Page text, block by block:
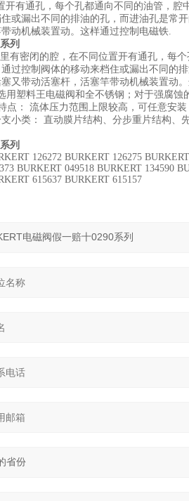
有通孔，每个孔都通向不同的油管，
或漏出不同的排油的孔，而进油孔是常
动机械装置动。这样通过控制电磁铁.
列
密闭的腔，在不同位置开有通孔，每
过控制阀体的移动来档住或漏出不同的
又带动活塞杆，活塞竿带动机械装置动
用塑料王电磁阀和全不锈钢；对于强腐蚀
： 流体压力范围上限较高，可任意安
小类： 直动膜片结构、分步重片结构
列
126272 BURKERT 126275
BURKERT 049518 BURKERT 134590
615637 BURKERT 615157